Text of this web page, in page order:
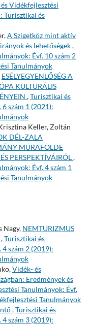
Vidékfejlesztési
Turisztikai és
A Szigetköz mint aktív
és lehetőségek,
Évf. 10 szám 2
Tanulmányok
ESÉLYEGYENLŐSÉG A
KULTURÁLIS
,Turisztikai és
szám 1 (2021):
Keller, Zoltán
DÉL-ZALA
MURAFÖLDE
PERSPEKTÍVÁIRÓL,
Évf. 4 szám 1
Tanulmányok
Nagy, NEMTURIZMUS
,Turisztikai és
szám 2 (2019):
Vidék- és
Eredmények és
Tanulmányok: Évf.
Tanulmányok
,Turisztikai és
szám 3 (2019):